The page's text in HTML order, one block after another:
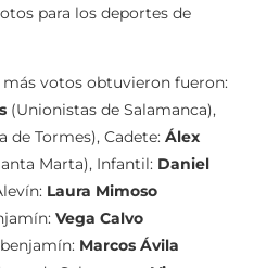
para los deportes de
votos obtuvieron fueron:
(Unionistas de Salamanca),
de Tormes), Cadete: Álex
Marta), Infantil: Daniel
Laura Mimoso
Vega Calvo
Marcos Ávila